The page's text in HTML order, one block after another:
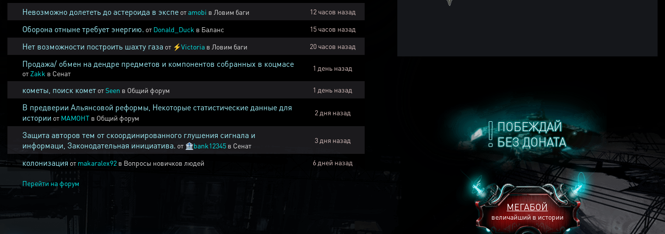
ПОБЕЖДАЙ
БЕЗ ДОНАТА
МЕГАБОЙ
величайший в истории
Невозможно долететь до астероида в экспе отamobi в Ловим баги 12 часов назад
Оборона отныне требует энергию. от Donald_Duck в Баланс 15 часов назад
Нет возможности построить шахту газа от ⚡Victoria в Ловим баги 20 часов назад
Продажа/ обмен на дендре предметов и компонентов собранных в коцмасе
от Zakk в Сенат
1 день назад
кометы, поиск комет отSeen в Общий форум 1 день назад
В предверии Альянсовой реформы, Некоторые статистические данные для
истории от MAMOHT в Общий форум
2 дня назад
Защита авторов тем от скоординированного глушения сигнала и
информаци, Законодательная инициатива. от 🏦bank12345 в Сенат
3 дня назад
колонизация от makaralex92 в Вопросы новичков людей 6 дней назад
Перейти на форум